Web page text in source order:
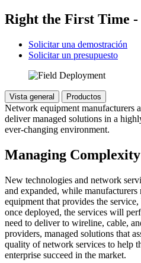
Right the First Time
Solicitar una demostración
Solicitar un presupuesto
Vista general Productos
Network equipment manufacturers
deliver managed solutions in a
ever-changing environment.
Managing Complexity
New technologies and network
and expanded, while
equipment that provides the
once deployed, the services will
need to deliver to wireline, cable,
providers, managed solutions that
quality of network services to help
enterprise succeed in the market.